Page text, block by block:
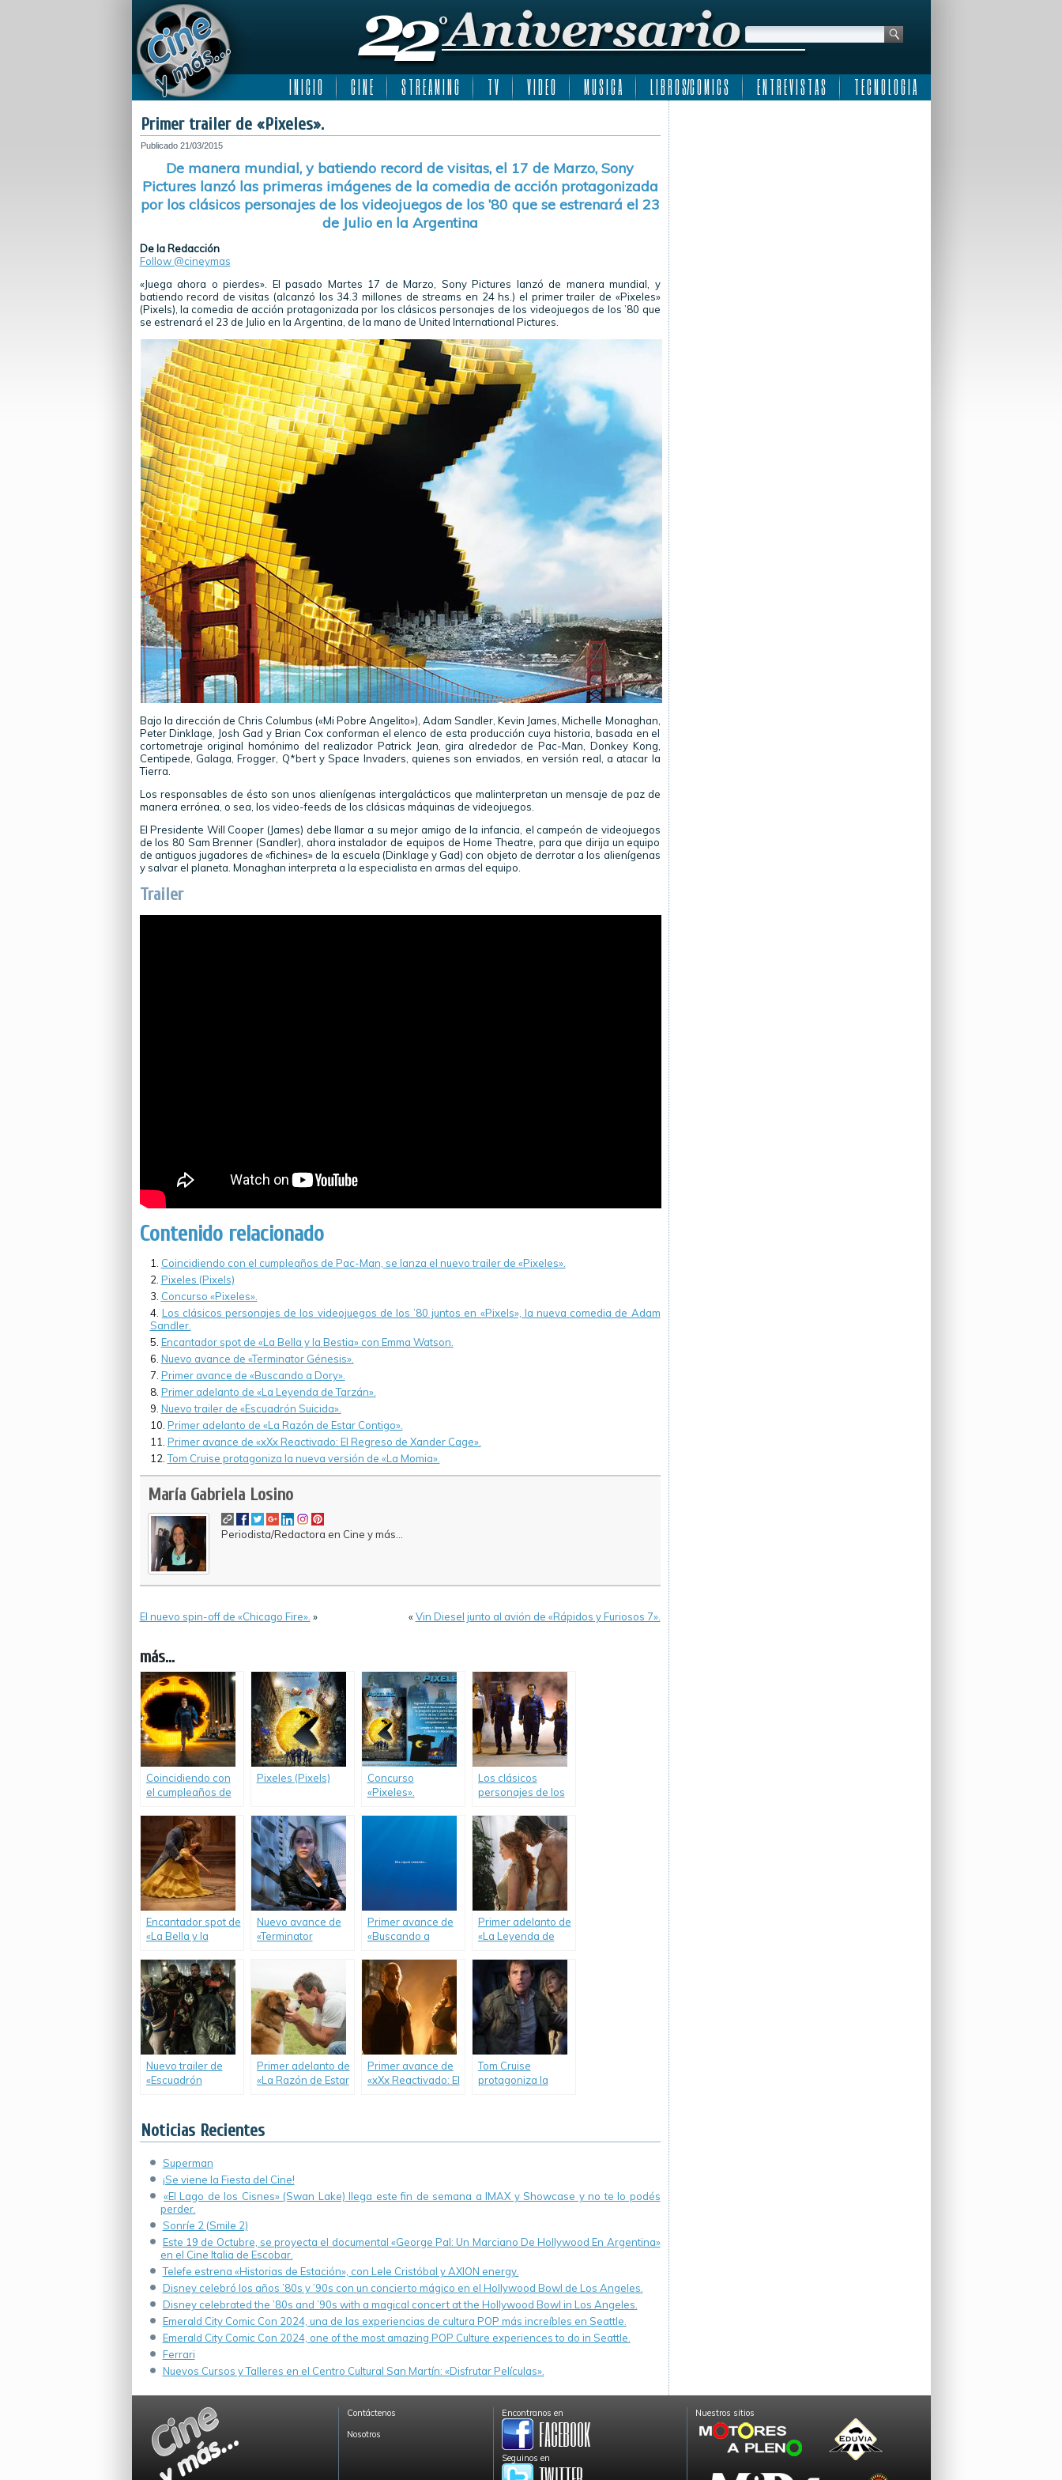
I N I C I O C I N E S T R E A M I N G T V V I D E O M U S I C A L I B R O S/C O M I C S E N T R E V I S T A S T E C N O L O G I A
Primer trailer de «Pixeles».
Publicado 21/03/2015
De manera mundial, y batiendo record de visitas, el 17 de Marzo, Sony
Pictures lanzó las primeras imágenes de la comedia de acción protagonizada
por los clásicos personajes de los videojuegos de los ’80 que se estrenará el 23
de Julio en la Argentina
De la Redacción
Follow @cineymas
«Juega ahora o pierdes». El pasado Martes 17 de Marzo, Sony Pictures lanzó de manera mundial, y
batiendo record de visitas (alcanzó los 34.3 millones de streams en 24 hs.) el primer trailer de «Pixeles»
(Pixels), la comedia de acción protagonizada por los clásicos personajes de los videojuegos de los ’80 que
se estrenará el 23 de Julio en la Argentina, de la mano de United International Pictures.
Bajo la dirección de Chris Columbus («Mi Pobre Angelito»), Adam Sandler, Kevin James, Michelle Monaghan,
Peter Dinklage, Josh Gad y Brian Cox conforman el elenco de esta producción cuya historia, basada en el
cortometraje original homónimo del realizador Patrick Jean, gira alrededor de Pac-Man, Donkey Kong,
Centipede, Galaga, Frogger, Q*bert y Space Invaders, quienes son enviados, en versión real, a atacar la
Tierra.
Los responsables de ésto son unos alienígenas intergalácticos que malinterpretan un mensaje de paz de
manera errónea, o sea, los video-feeds de los clásicas máquinas de videojuegos.
El Presidente Will Cooper (James) debe llamar a su mejor amigo de la infancia, el campeón de videojuegos
de los 80 Sam Brenner (Sandler), ahora instalador de equipos de Home Theatre, para que dirija un equipo
de antiguos jugadores de «fichines» de la escuela (Dinklage y Gad) con objeto de derrotar a los alienígenas
y salvar el planeta. Monaghan interpreta a la especialista en armas del equipo.
Trailer
Contenido relacionado
Coincidiendo con el cumpleaños de Pac-Man, se lanza el nuevo trailer de «Pixeles».
Pixeles (Pixels)
Concurso «Pixeles».
Los clásicos personajes de los videojuegos de los ’80 juntos en «Pixels», la nueva comedia de Adam
Sandler.
Encantador spot de «La Bella y la Bestia» con Emma Watson.
Nuevo avance de «Terminator Génesis».
Primer avance de «Buscando a Dory».
Primer adelanto de «La Leyenda de Tarzán».
Nuevo trailer de «Escuadrón Suicida».
Primer adelanto de «La Razón de Estar Contigo».
Primer avance de «xXx Reactivado: El Regreso de Xander Cage».
Tom Cruise protagoniza la nueva versión de «La Momia».
María Gabriela Losino
Periodista/Redactora en Cine y más...
El nuevo spin-off de «Chicago Fire». » «Vin Diesel junto al avión de «Rápidos y Furiosos 7».
más...
Coincidiendo con
el cumpleaños de
el nuevo trailer de
«Pixeles».
Pixeles (Pixels)
Concurso
«Pixeles».
Los clásicos
personajes de los
’80 juntos en
«Pixels», la nueva
comedia de Adam
Sandler.
Encantador spot de
«La Bella y la
Watson.
Nuevo avance de
«Terminator
Primer avance de
«Buscando a
Primer adelanto de
«La Leyenda de
Nuevo trailer de
«Escuadrón
Primer adelanto de
«La Razón de Estar
Primer avance de
«xXx Reactivado: El
Tom Cruise
protagoniza la
Noticias Recientes
Superman
¡Se viene la Fiesta del Cine!
«El Lago de los Cisnes» (Swan Lake) llega este fin de semana a IMAX y Showcase y no te lo podés
perder.
Sonríe 2 (Smile 2)
Este 19 de Octubre, se proyecta el documental «George Pal: Un Marciano De Hollywood En Argentina»
en el Cine Italia de Escobar.
Telefe estrena «Historias de Estación», con Lele Cristóbal y AXION energy.
Disney celebró los años ’80s y ’90s con un concierto mágico en el Hollywood Bowl de Los Angeles.
Disney celebrated the ’80s and ’90s with a magical concert at the Hollywood Bowl in Los Angeles.
Emerald City Comic Con 2024, una de las experiencias de cultura POP más increíbles en Seattle.
Emerald City Comic Con 2024, one of the most amazing POP Culture experiences to do in Seattle.
Ferrari
Nuevos Cursos y Talleres en el Centro Cultural San Martín: «Disfrutar Películas».
Contáctenos
Nosotros
Encontranos en
Seguinos en
Nuestros sitios